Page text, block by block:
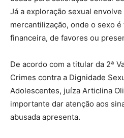
Já a exploração sexual
mercantilização, onde o sexo
financeira, de favores ou
De acordo com a titular da 2ª
Crimes contra a Dignidade
Adolescentes, juíza Articlina
importante dar atenção aos
abusada apresenta.